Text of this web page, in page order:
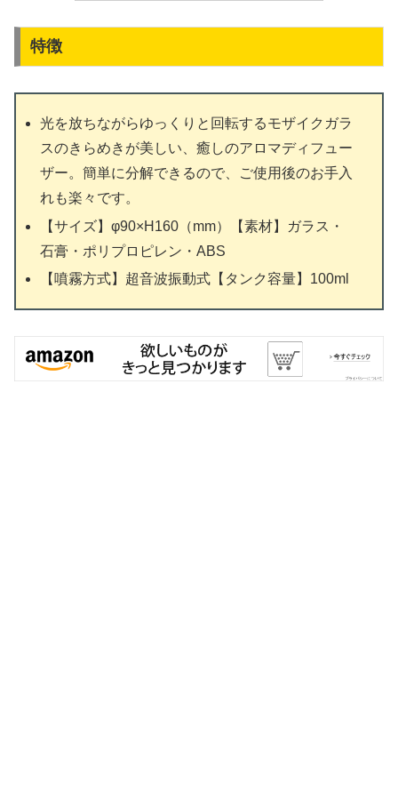
特徴
光を放ちながらゆっくりと回転するモザイクガラ
スのきらめきが美しい、癒しのアロマディフュー
ザー。簡単に分解できるので、ご使用後のお手入
れも楽々です。
【サイズ】φ90×H160（mm）【素材】ガラス・
石膏・ポリプロピレン・ABS
【噴霧方式】超音波振動式【タンク容量】100ml